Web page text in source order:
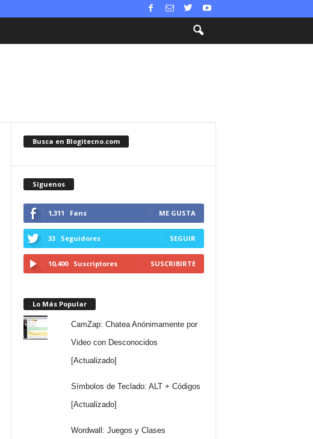
Busca en Blogitecno.com
Síguenos
1,311 Fans ME GUSTA
33 Seguidores SEGUIR
10,400 Suscriptores SUSCRIBIRTE
Lo Más Popular
CamZap: Chatea Anónimamente por
Video con Desconocidos
[Actualizado]
Símbolos de Teclado: ALT + Códigos
[Actualizado]
Wordwall: Juegos y Clases